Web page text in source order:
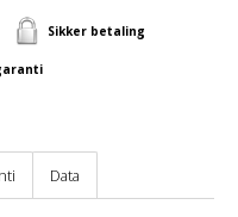
Sikker betaling
Data